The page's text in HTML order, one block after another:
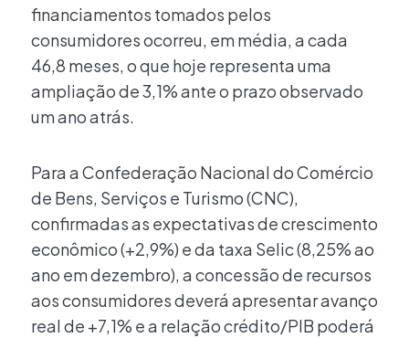
financiamentos tomados pelos
consumidores ocorreu, em média, a cada
46,8 meses, o que hoje representa uma
ampliação de 3,1% ante o prazo observado
um ano atrás.
Para a Confederação Nacional do Comércio
de Bens, Serviços e Turismo (CNC),
confirmadas as expectativas de crescimento
econômico (+2,9%) e da taxa Selic (8,25% ao
ano em dezembro), a concessão de recursos
aos consumidores deverá apresentar avanço
real de +7,1% e a relação crédito/PIB poderá